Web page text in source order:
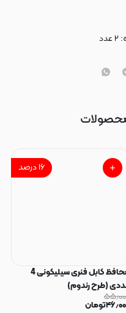
۲عدد
۱۶درصد
محافظ کابل فنری سیلیکونی 4
(طرح رندوم)
تومان